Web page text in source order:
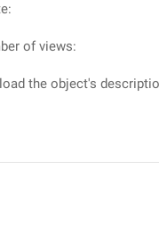
of views:
the object's